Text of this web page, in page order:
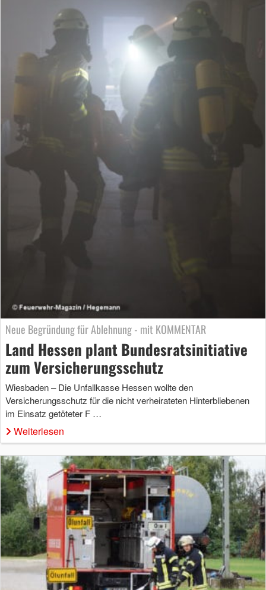
Neue Begründung für Ablehnung - mit KOMMENTAR
Land Hessen plant Bundesratsinitiative
zum Versicherungsschutz
Wiesbaden – Die Unfallkasse Hessen wollte den
Versicherungsschutz für die nicht verheirateten Hinterbliebenen
im Einsatz getöteter F …
Weiterlesen